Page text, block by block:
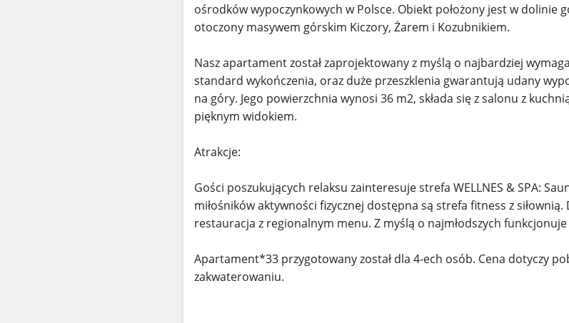
ośrodków wypoczynkowych w Polsce. Obiekt położony jest w dolinie
otoczony masywem górskim Kiczory, Żarem i Kozubnikiem.
Nasz apartament został zaprojektowany z myślą o najbardziej
standard wykończenia, oraz duże przeszklenia gwarantują udany
na góry. Jego powierzchnia wynosi 36 m2, składa się z salonu z
pięknym widokiem.
Atrakcje:
Gości poszukujących relaksu zainteresuje strefa WELLNES & SPA:
miłośników aktywności fizycznej dostępna są strefa fitness z
restauracja z regionalnym menu. Z myślą o najmłodszych funkcjonuje
Apartament*33 przygotowany został dla 4-ech osób. Cena dotyczy
zakwaterowaniu.